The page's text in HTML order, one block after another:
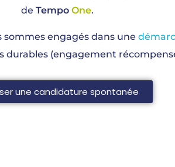
de Tempo One.
sommes engagés dans une
(engagement
une candidature spontanée